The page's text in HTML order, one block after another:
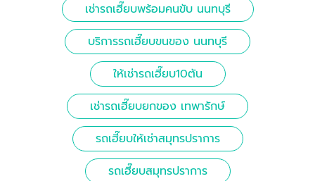
เช่ารถเฮี๊ยบพร้อมคนขับ นนทบุรี
บริการรถเฮี๊ยบขนของ นนทบุรี
ให้เช่ารถเฮี๊ยบ10ตัน
เช่ารถเฮี๊ยบยกของ เทพารักษ์
รถเฮี๊ยบให้เช่าสมุทรปราการ
รถเฮี๊ยบสมุทรปราการ